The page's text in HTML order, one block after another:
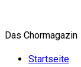
springen
Das Chormagazin
Startseite